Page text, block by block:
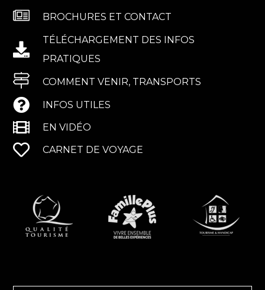
BROCHURES ET CONTACT
TÉLÉCHARGEMENT DES INFOS
PRATIQUES
COMMENT VENIR, TRANSPORTS
INFOS UTILES
EN VIDÉO
CARNET DE VOYAGE